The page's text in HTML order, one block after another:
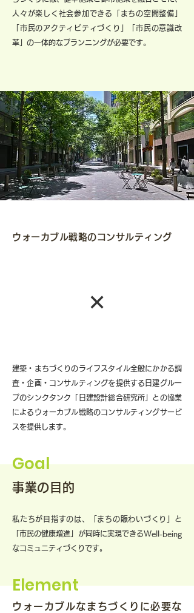
人々が楽しく社会参加できる「まちの空間整備」
「市民のアクティビティづくり」「市民の意識改
革」の一体的なプランニングが必要です。
ウォーカブル戦略のコンサルティング
✕
建築・まちづくりのライフスタイル全般にかかる調
査・企画・コンサルティングを提供する日建グルー
プのシンクタンク「日建設計総合研究所」との協業
によるウォーカブル戦略のコンサルティングサービ
スを提供します。
Goal
事業の​目的
私たちが目指すのは、「まちの賑わいづくり」と
「市民の健康増進」が同時に実現できるWell-being
なコミュニティづくりです。
Element
ウォーカブルなまちづくりに必要な